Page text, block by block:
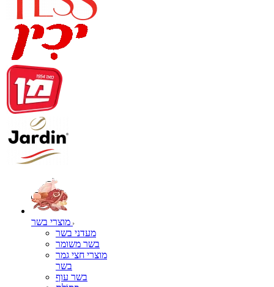
מעדני בשר
בשר משומר
מוצרי חצי גמר
בשר
בשר עוף